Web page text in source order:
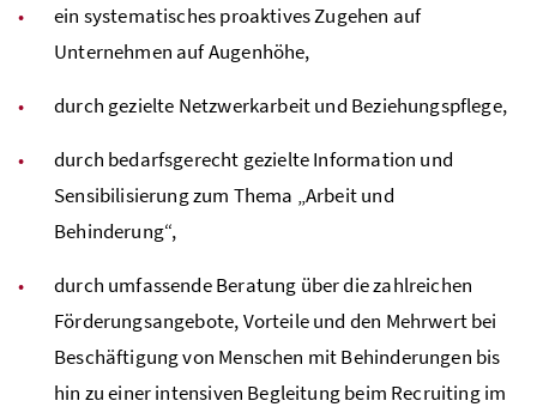
ein systematisches proaktives Zugehen auf
Unternehmen auf Augenhöhe,
durch gezielte Netzwerkarbeit und Beziehungspflege,
durch bedarfsgerecht gezielte Information und
Sensibilisierung zum Thema „Arbeit und
Behinderung“,
durch umfassende Beratung über die zahlreichen
Förderungsangebote, Vorteile und den Mehrwert bei
Beschäftigung von Menschen mit Behinderungen bis
hin zu einer intensiven Begleitung beim Recruiting im